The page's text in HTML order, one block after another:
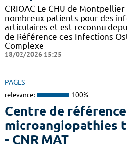
CRIOAC Le CHU de
nombreux patients pour des
articulaires et est reconnu
de Référence des Infections
Complexe
18/02/2026 15:25
PAGES
relevance: 100%
Centre de
microangiopathies
- CNR MAT